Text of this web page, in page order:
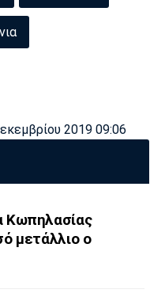
2019 09:06
Κωπηλασίας
μετάλλιο ο